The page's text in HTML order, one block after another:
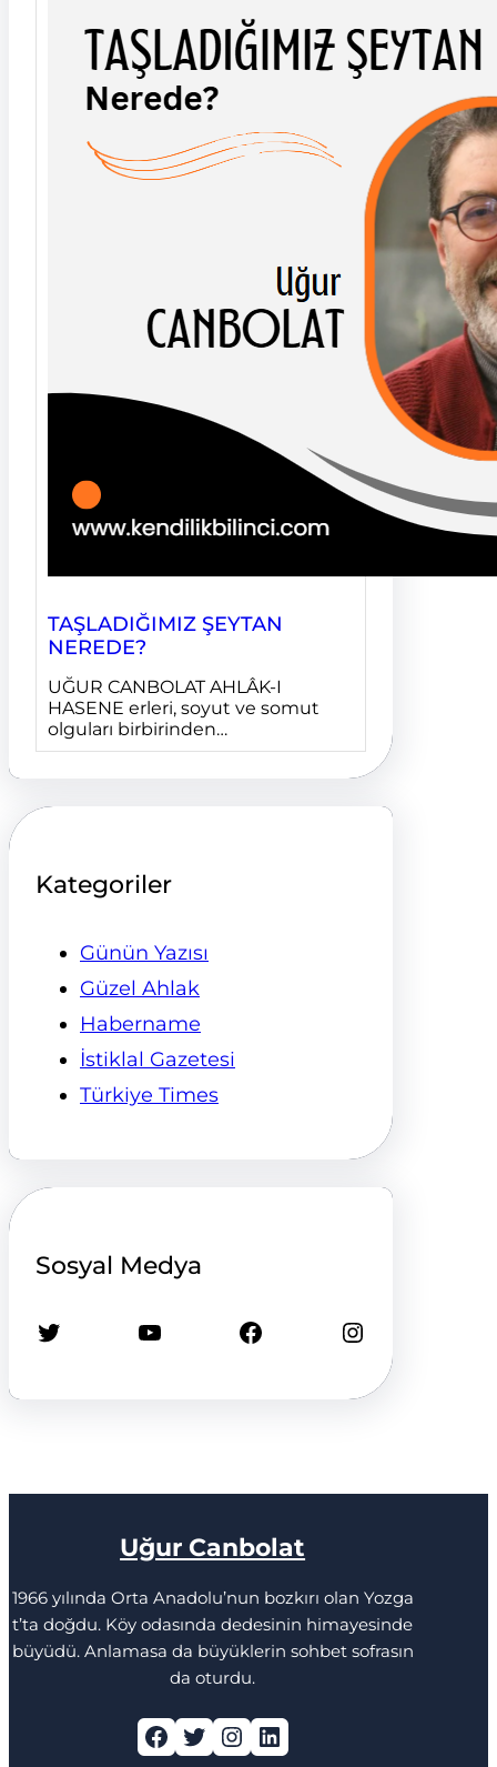
TAŞLADIĞIMIZ ŞEYTAN
NEREDE?
UĞUR CANBOLAT AHLÂK-I
HASENE erleri, soyut ve somut
olguları birbirinden…
Kategoriler
Günün Yazısı
Güzel Ahlak
Habername
İstiklal Gazetesi
Türkiye Times
Sosyal Medya
Twitter YouTube Facebook Instagram
Uğur Canbolat
1966 yılında Orta Anadolu’nun bozkırı olan Yozga
t’ta doğdu. Köy odasında dedesinin himayesinde
büyüdü. Anlamasa da büyüklerin sohbet sofrasın
da oturdu.
Facebook Twitter Instagram LinkedIn